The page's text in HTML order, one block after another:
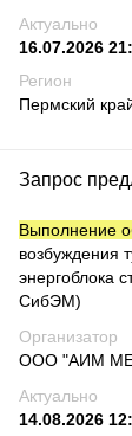
Актуально
16.07.2026
Регион
Пермский
Запрос
Выполнение
возбуждения
энергоблока
СибЭМ)
Организатор
ООО "АИМ
Актуально
14.08.2026